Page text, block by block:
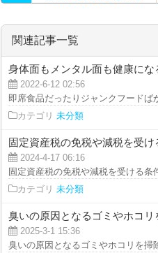
関連記事一覧
身体面もメンタル面も健康に
2022-6-12 02:56
即席食品だったりジャンクフード
カテゴリ 未分類
固定資産税の免税や減税を受
2024-4-17 06:16
固定資産税の免税や減税を受ける
カテゴリ 未分類
臭いの原因となるゴミやホコリ
2025-3-1 15:36
臭いの原因となるゴミやホコリを